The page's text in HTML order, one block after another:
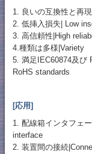
1. 良いの互換性と再
2. 低挿入損失| Low
3. 高信頼性|High
4.種類は多様|Variety
5. 満足IEC60874及び
RoHS standards
[応用]
1. 配線箱インタフェ
interface
2. 装置間の接続